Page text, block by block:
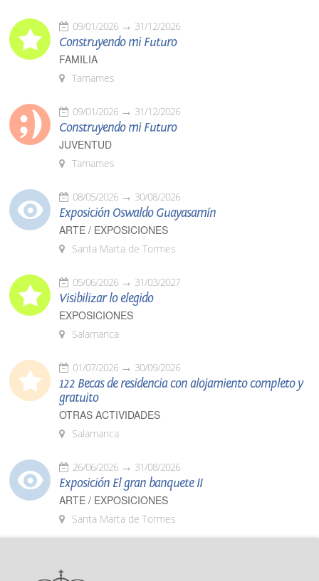
09/01/2026 31/12/2026
Construyendo mi Futuro
FAMILIA
Tamames
09/01/2026 31/12/2026
Construyendo mi Futuro
JUVENTUD
Tamames
08/05/2026 30/08/2026
Exposición Oswaldo Guayasamín
ARTE / EXPOSICIONES
Santa Marta de Tormes
05/06/2026 31/03/2027
Visibilizar lo elegido
EXPOSICIONES
Salamanca
01/07/2026 30/09/2026
122 Becas de residencia con alojamiento completo y
gratuito
OTRAS ACTIVIDADES
Salamanca
26/06/2026 31/08/2026
Exposición El gran banquete II
ARTE / EXPOSICIONES
Santa Marta de Tormes